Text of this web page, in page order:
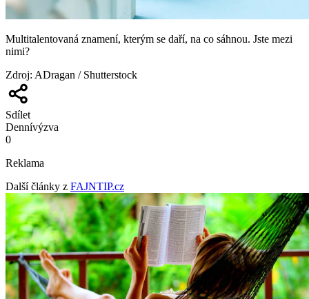
Multitalentovaná znamení, kterým se daří, na co sáhnou. Jste mezi
nimi?
Zdroj: ADragan / Shutterstock
Sdílet
Dennívýzva
0
Reklama
Další články z FAJNTIP.cz